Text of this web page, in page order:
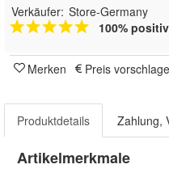
Verkäufer: Store-Germany
100% positiv
Merken Preis
Produktdetails Zahlung,
Artikelmerkmale